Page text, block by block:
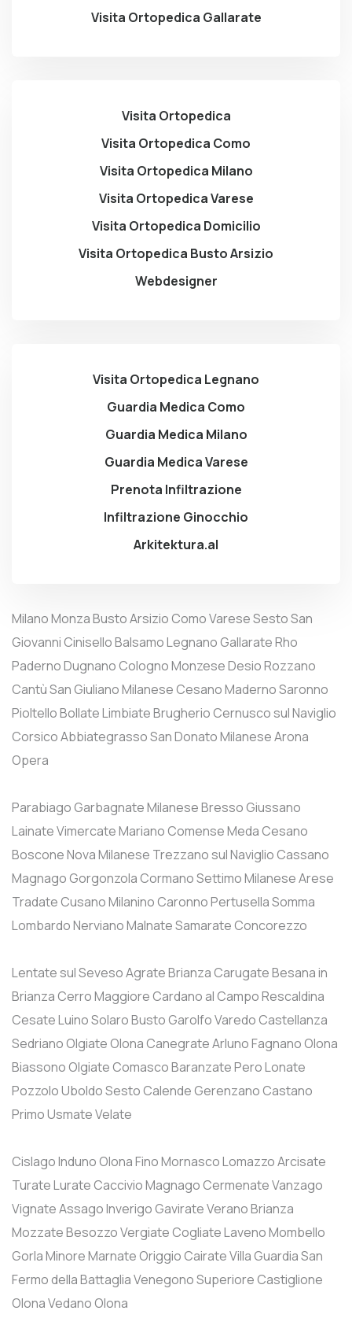
Visita Ortopedica Gallarate
Visita Ortopedica
Visita Ortopedica Como
Visita Ortopedica Milano
Visita Ortopedica Varese
Visita Ortopedica Domicilio
Visita Ortopedica Busto Arsizio
Webdesigner
Visita Ortopedica Legnano
Guardia Medica Como
Guardia Medica Milano
Guardia Medica Varese
Prenota Infiltrazione
Infiltrazione Ginocchio
Arkitektura.al
MilanoMonzaBusto Arsizio ComoVareseSesto San
Giovanni Cinisello BalsamoLegnano GallarateRho
Paderno Dugnano Cologno MonzeseDesioRozzano
CantùSan Giuliano Milanese Cesano MadernoSaronno
PioltelloBollateLimbiateBrugherio Cernusco sul Naviglio
CorsicoAbbiategrassoSan Donato MilaneseArona
Opera
Parabiago Garbagnate MilaneseBresso Giussano
LainateVimercateMariano ComenseMeda Cesano
BosconeNova Milanese Trezzano sul Naviglio Cassano
Magnago Gorgonzola CormanoSettimo MilaneseArese
Tradate Cusano Milanino Caronno PertusellaSomma
LombardoNervianoMalnateSamarate Concorezzo
Lentate sul SevesoAgrate Brianza CarugateBesana in
Brianza Cerro Maggiore Cardano al CampoRescaldina
CesateLuinoSolaroBusto GarolfoVaredo Castellanza
Sedriano Olgiate Olona CanegrateArlunoFagnano Olona
Biassono Olgiate ComascoBaranzatePeroLonate
PozzoloUboldoSesto Calende Gerenzano Castano
PrimoUsmate Velate
CislagoInduno OlonaFino MornascoLomazzoArcisate
TurateLurate CaccivioMagnago CermenateVanzago
VignateAssagoInverigo GavirateVerano Brianza
MozzateBesozzoVergiate CogliateLaveno Mombello
Gorla MinoreMarnate Origgio CairateVilla GuardiaSan
Fermo della BattagliaVenegono Superiore Castiglione
OlonaVedano Olona